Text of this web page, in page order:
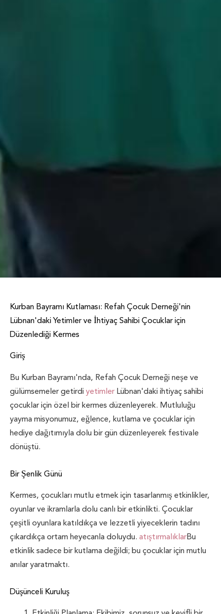
Kurban Bayramı Kutlaması: Refah Çocuk Derneği'nin
Lübnan'daki Yetimler ve İhtiyaç Sahibi Çocuklar için
Düzenlediği Kermes
Giriş
Bu Kurban Bayramı'nda, Refah Çocuk Derneği neşe ve
gülümsemeler getirdiyetimlerLübnan'daki ihtiyaç sahibi
çocuklar için özel bir kermes düzenleyerek. Mutluluğu
yayma misyonumuz, eğlence, kutlama ve çocuklar için
hediye dağıtımıyla dolu bir gün düzenleyerek festivale
dönüştü.
Bir Şenlik Günü
Kermes, çocukları mutlu etmek için tasarlanmış etkinlikler,
oyunlar ve ikramlarla dolu canlı bir etkinlikti. Çocuklar
çeşitli oyunlara katıldıkça ve lezzetli yiyeceklerin tadını
çıkardıkça ortam heyecanla doluydu.atıştırmalıklarBu
etkinlik sadece bir kutlama değildi; bu çocuklar için mutlu
anılar yaratmaktı.
Düşünceli Kuruluş